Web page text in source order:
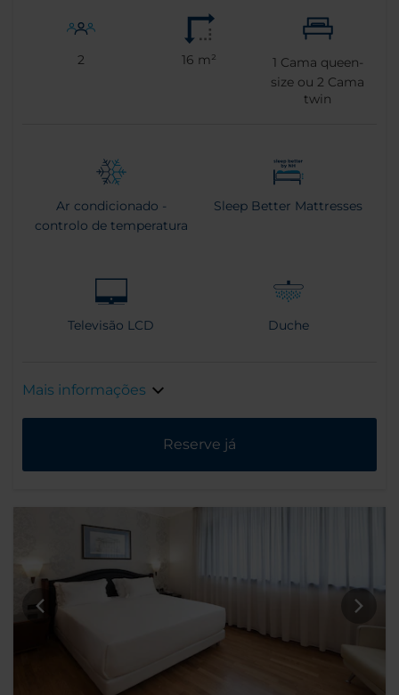
2 16 m² 1 Cama queen-
size ou2 Cama
twin
Ar condicionado -
controlo de temperatura
Sleep Better Mattresses
Televisão LCD Duche
Mais informações
Reserve já